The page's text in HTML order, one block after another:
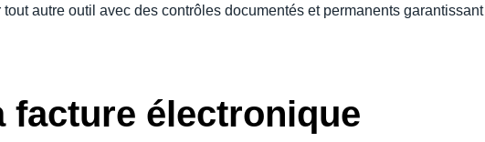
autre outil avec des contrôles documentés et permanents garantissant
facture électronique